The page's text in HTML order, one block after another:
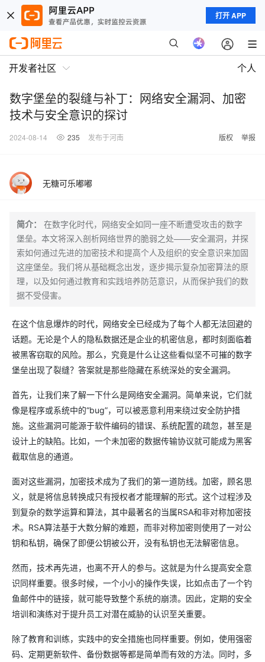
打开 APP
开发者社区 个人
数字堡垒的裂缝与补丁：网络安全漏洞、加密
技术与安全意识的探讨
2024-08-14 235 发布于河南 版权 举报
无糖可乐嘟嘟
简介：
在数字化时代，网络安全如同一座不断遭受攻击的数字
堡垒。本文将深入剖析网络世界的脆弱之处——安全漏洞，并探
索如何通过先进的加密技术和提高个人及组织的安全意识来加固
这座堡垒。我们将从基础概念出发，逐步揭示复杂加密算法的原
理，以及如何通过教育和实践培养防范意识，从而保护我们的数
据不受侵害。
在这个信息爆炸的时代，网络安全已经成为了每个人都无法回避的
话题。无论是个人的隐私数据还是企业的机密信息，都时刻面临着
被黑客窃取的风险。那么，究竟是什么让这些看似坚不可摧的数字
堡垒出现了裂缝？答案就是那些隐藏在系统深处的安全漏洞。
首先，让我们来了解一下什么是网络安全漏洞。简单来说，它们就
像是程序或系统中的“bug”，可以被恶意利用来绕过安全防护措
施。这些漏洞可能源于软件编码的错误、系统配置的疏忽，甚至是
设计上的缺陷。比如，一个未加密的数据传输协议就可能成为黑客
截取信息的通道。
面对这些漏洞，加密技术成为了我们的第一道防线。加密，顾名思
义，就是将信息转换成只有授权者才能理解的形式。这个过程涉及
到复杂的数学运算和算法，其中最著名的当属RSA和非对称加密技
术。RSA算法基于大数分解的难题，而非对称加密则使用了一对公
钥和私钥，确保了即便公钥被公开，没有私钥也无法解密信息。
然而，技术再先进，也离不开人的参与。这就是为什么提高安全意
识同样重要。很多时候，一个小小的操作失误，比如点击了一个钓
鱼邮件中的链接，就可能导致整个系统的崩溃。因此，定期的安全
培训和演练对于提升员工对潜在威胁的认识至关重要。
除了教育和训练，实践中的安全措施也同样重要。例如，使用强密
码、定期更新软件、备份数据等都是简单而有效的方法。同时，多